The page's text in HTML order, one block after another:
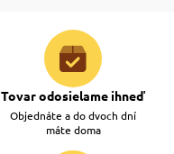
Tovar odosielame ihneď
Objednáte a do dvoch dní
máte doma